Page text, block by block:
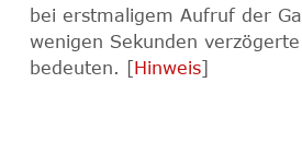
bei erstmaligem Aufruf der
wenigen Sekunden
bedeuten. [Hinweis]